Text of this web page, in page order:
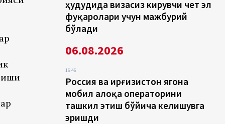
ҳудудида визасиз кирувчи чет эл
фуқаролари учун мажбурий
бўлади
06.08.2026
16:46
Россия ва Қирғизистон ягона
мобил алоқа операторини
ташкил этиш бўйича келишувга
эришди